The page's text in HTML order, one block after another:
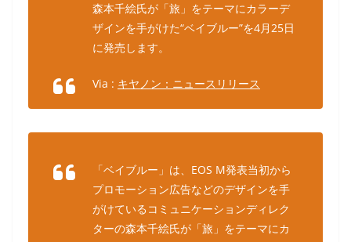
森本千絵氏が「旅」をテーマにカラーデ
ザインを手がけた“ベイブルー”を4月25日
に発売します。
Via : キヤノン：ニュースリリース
「ベイブルー」は、EOS M発表当初から
プロモーション広告などのデザインを手
がけているコミュニケーションディレク
ターの森本千絵氏が「旅」をテーマにカ